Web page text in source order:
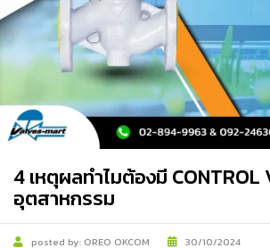
4 เหตุผลทำไมต้องมี CONTROL
อุตสาหกรรม
posted by: OREO OKCOM 30/10/2024